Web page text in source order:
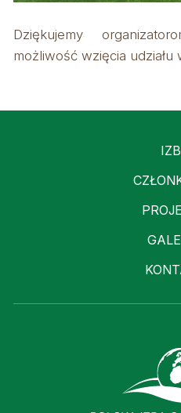
Dziękujemy
możliwość wzięcia udziału